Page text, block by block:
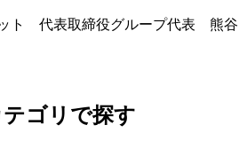
ト 代表取締役グループ代表 熊谷
テゴリで探す